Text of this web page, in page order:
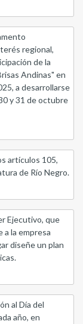
regional,
de la
Andinas" en
a desarrollarse
y 31 de octubre
artículos 105,
de Río Negro.
Ejecutivo, que
a la empresa
diseñe un plan
al Día del
año, en